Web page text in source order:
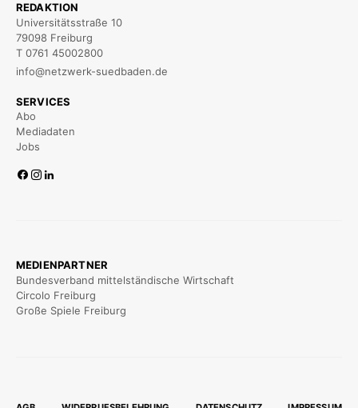
REDAKTION
Universitätsstraße 10
79098 Freiburg
T 0761 45002800
info@netzwerk-suedbaden.de
SERVICES
Abo
Mediadaten
Jobs
MEDIENPARTNER
Bundesverband mittelständische Wirtschaft
Circolo Freiburg
Große Spiele Freiburg